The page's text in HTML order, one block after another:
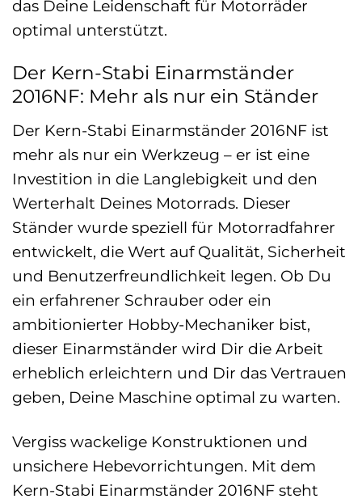
das Deine Leidenschaft für Motorräder
optimal unterstützt.
Der Kern-Stabi Einarmständer
2016NF: Mehr als nur ein Ständer
Der Kern-Stabi Einarmständer 2016NF ist
mehr als nur ein Werkzeug – er ist eine
Investition in die Langlebigkeit und den
Werterhalt Deines Motorrads. Dieser
Ständer wurde speziell für Motorradfahrer
entwickelt, die Wert auf Qualität, Sicherheit
und Benutzerfreundlichkeit legen. Ob Du
ein erfahrener Schrauber oder ein
ambitionierter Hobby-Mechaniker bist,
dieser Einarmständer wird Dir die Arbeit
erheblich erleichtern und Dir das Vertrauen
geben, Deine Maschine optimal zu warten.
Vergiss wackelige Konstruktionen und
unsichere Hebevorrichtungen. Mit dem
Kern-Stabi Einarmständer 2016NF steht